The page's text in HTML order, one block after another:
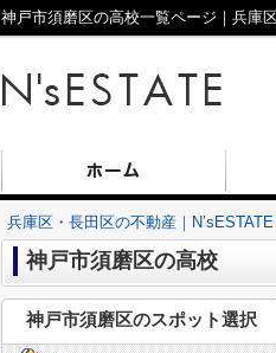
神戸市須磨区の高校一覧ページ｜兵庫
兵庫区・長田区の不動産｜N’sESTATE
神戸市須磨区の高校
神戸市須磨区のスポット選択